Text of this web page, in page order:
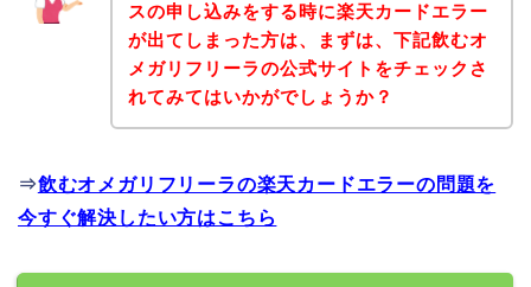
スの申し込みをする時に楽天カードエラー
が出てしまった方は、まずは、下記飲むオ
メガリフリーラの公式サイトをチェックさ
れてみてはいかがでしょうか？
⇒飲むオメガリフリーラの楽天カードエラーの問題を
今すぐ解決したい方はこちら